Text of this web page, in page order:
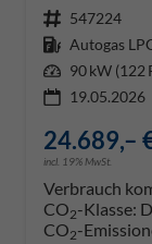
Fahrzeugnr. 547224
Kraftstoff Autogas
Leistung 90 kW (122
19.05.2026
24.689,–
incl. 19% MwSt.
Verbrauch
CO2-Klasse: D
CO2-